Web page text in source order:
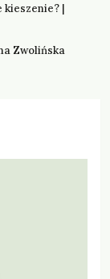
kieszenie? |
Zwolińska